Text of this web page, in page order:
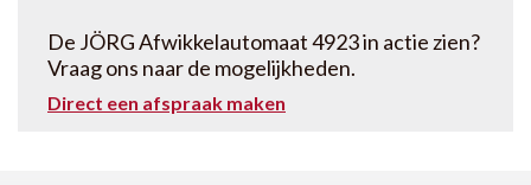
De JÖRG Afwikkelautomaat 4923 in actie zien?
Vraag ons naar de mogelijkheden.
Direct een afspraak maken